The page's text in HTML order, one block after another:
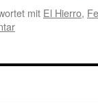
mit El Hierro,